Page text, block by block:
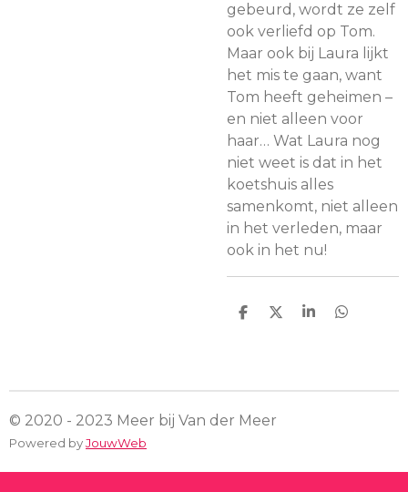
gebeurd, wordt ze zelf
ook verliefd op Tom.
Maar ook bij Laura lijkt
het mis te gaan, want
Tom heeft geheimen –
en niet alleen voor
haar… Wat Laura nog
niet weet is dat in het
koetshuis alles
samenkomt, niet alleen
in het verleden, maar
ook in het nu!
D
D
S
D
© 2020 - 2023 Meer bij Van der Meer
Powered byJouwWeb